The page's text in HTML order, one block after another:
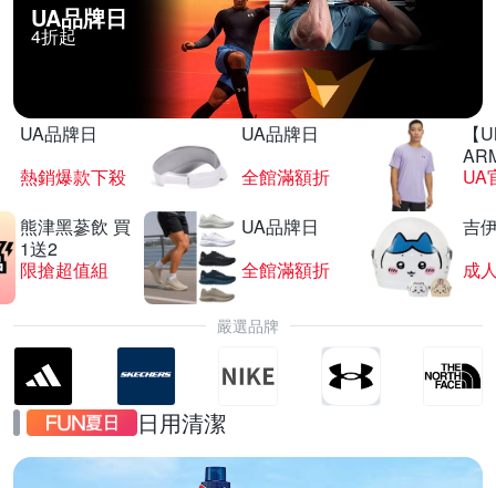
UA品牌日
4折起
UA品牌日
熱銷爆款下殺
UA品牌日
全館滿額折
【
UA
熊津黑蔘飲 買
1送2
限搶超值組
UA品牌日
全館滿額折
吉
嚴選品牌
日用清潔